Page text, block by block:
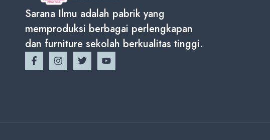
Sarana Ilmu adalah pabrik yang
memproduksi berbagai perlengkapan
dan furniture sekolah berkualitas tinggi.